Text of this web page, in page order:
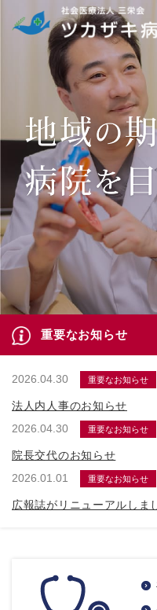
重要なお知らせ
2026.04.30 重要なお知らせ
法人内人事のお知らせ
2026.04.30
重要なお知らせ
院長交代のお知らせ
2026.01.01
重要なお知らせ
広報誌がリニューアルしま